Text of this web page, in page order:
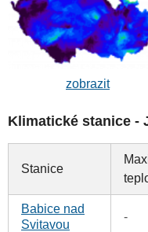
zobrazit
Klimatické stanice -
Stanice
Babice nad
Svitavou
-